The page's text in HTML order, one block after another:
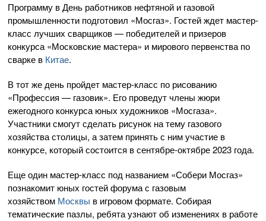
Программу в День работников нефтяной и газовой
промышленности подготовил «Мосгаз». Гостей ждет мастер-
класс лучших сварщиков — победителей и призеров
конкурса «Московские мастера» и мирового первенства по
сварке в Китае.
В тот же день пройдет мастер-класс по рисованию
«Профессия — газовик». Его проведут члены жюри
ежегодного конкурса юных художников «Мосгаза».
Участники смогут сделать рисунок на тему газового
хозяйства столицы, а затем принять с ним участие в
конкурсе, который состоится в сентябре-октябре 2023 года.
Еще один мастер-класс под названием «Собери Мосгаз»
познакомит юных гостей форума с газовым
хозяйством Москвы в игровом формате. Собирая
тематические пазлы, ребята узнают об изменениях в работе